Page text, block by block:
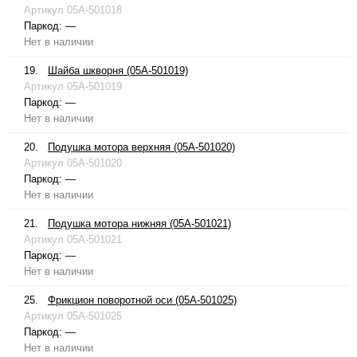
Артикул 05A-501018
Паркод: —
Нет в наличии
19.
Шайба шкворня (05A-501019)
Артикул 05A-501019
Паркод: —
Нет в наличии
20.
Подушка мотора верхняя (05A-501020)
Артикул 05A-501020
Паркод: —
Нет в наличии
21.
Подушка мотора нижняя (05A-501021)
Артикул 05A-501021
Паркод: —
Нет в наличии
25.
Фрикцион поворотной оси (05A-501025)
Артикул 05A-501025
Паркод: —
Нет в наличии